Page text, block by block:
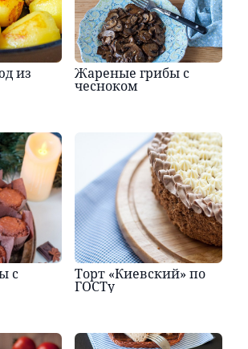
из Жареные грибы с
чесноком
с Торт «Киевский» по
ГОСТу